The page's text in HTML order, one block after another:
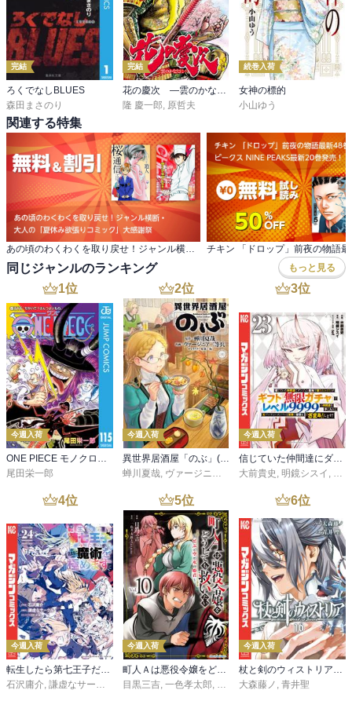
完結
ろくでなしBLUES
森田まさのり
完結
花の慶次 ―雲のかなたに―
隆 慶一郎, 原哲夫
続巻入荷
女神の標的
小山ゆう
関連する特集
あの頃のわくわくを取り戻せ！ジャンル横断・ 大人の「夏休み欲張りコミック」大感謝祭
同じジャンルのランキング もっと見る
1位
今週入荷
尾田栄一郎
2位
今週入荷
蝉川夏哉 ヴァージニア二等兵 ,転
3位
今週入荷
大前貴史 明鏡シスイ
4位
今週入荷
転生したら第七王子だったので、気ままに魔術を極めます（２４）
石沢庸介, 謙虚なサークル メル。
5位
今週入荷
町人Ａは悪役令嬢をどうしても救いたい ～どぶと空と氷の姫君～１０【電子書店共通特典イラスト付】
目黒三吉, 一色孝太郎, Parum
6位
今週入荷
杖と剣のウィストリア（１６）
大森藤ノ , 青井聖